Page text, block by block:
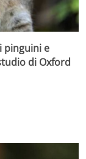
pinguini e
di Oxford